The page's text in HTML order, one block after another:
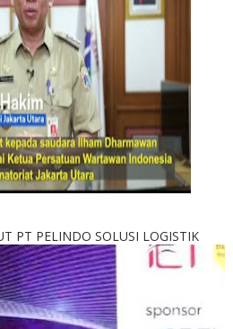
PT PELINDO SOLUSI LOGISTIK